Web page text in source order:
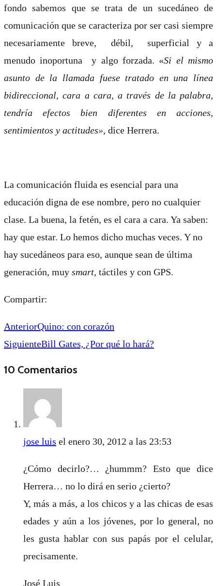
fondo sabemos que se trata de un sucedáneo de
comunicación que se caracteriza por ser casi siempre
necesariamente breve, débil, superficial y a
menudo inoportuna y algo forzada. «Si el mismo
asunto de la llamada fuese tratado en una línea
bidireccional, cara a cara, a través de la palabra,
tendría efectos bien diferentes en acciones,
sentimientos y actitudes», dice Herrera.
La comunicación fluida es esencial para una
educación digna de ese nombre, pero no cualquier
clase. La buena, la fetén, es el cara a cara. Ya saben:
hay que estar. Lo hemos dicho muchas veces. Y no
hay sucedáneos para eso, aunque sean de última
generación, muy smart, táctiles y con GPS.
Compartir:
AnteriorQuino: con corazón
SiguienteBill Gates, ¿Por qué lo hará?
10 Comentarios
jose luis el enero 30, 2012 a las 23:53
¿Cómo decirlo?… ¿hummm? Esto que dice
Herrera… no lo dirá en serio ¿cierto?
Y, más a más, a los chicos y a las chicas de esas
edades y aún a los jóvenes, por lo general, no
les gusta hablar con sus papás por el celular,
precisamente.
José Luis